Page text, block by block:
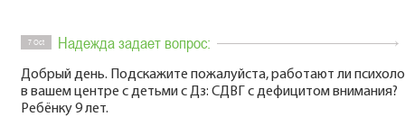
7 Oct Надежда задает вопрос:
Добрый день. Подскажите пожалуйста, работают ли
в вашем центре с детьми с Дз: СДВГ с дефицитом внимания?
Ребёнку 9 лет.